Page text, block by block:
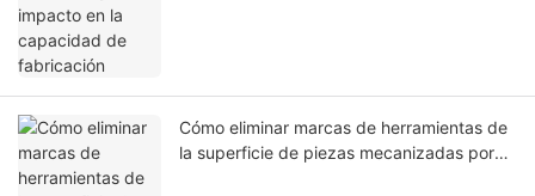
Cómo eliminar marcas de herramientas de
la superficie de piezas mecanizadas por